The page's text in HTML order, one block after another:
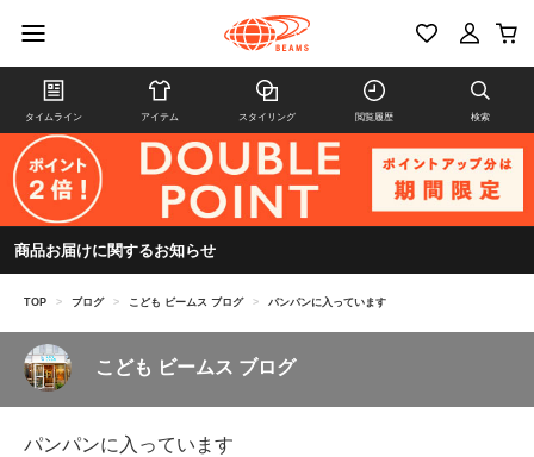
タイムライン アイテム スタイリング 閲覧履歴 検索
商品お届けに関するお知らせ
TOP > ブログ > こども ビームス ブログ > パンパンに入っています
こども ビームス ブログ
パンパンに入っています